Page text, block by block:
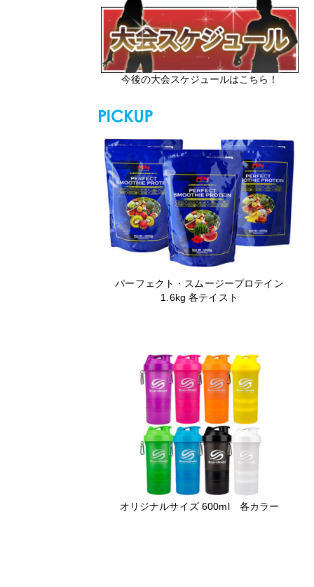
今後の大会スケジュールはこちら！
パーフェクト・スムージープロテイン
1.6kg 各テイスト
オリジナルサイズ 600ml 各カラー